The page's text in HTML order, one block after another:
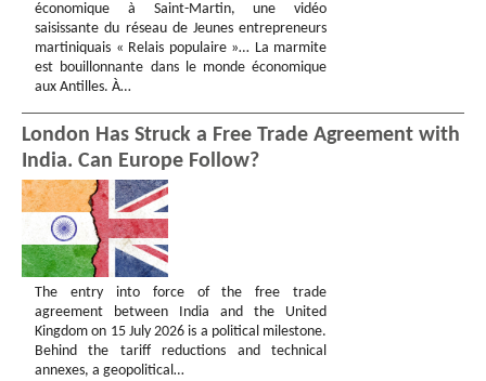
économique à Saint-Martin, une vidéo
saisissante du réseau de Jeunes entrepreneurs
martiniquais « Relais populaire »… La marmite
est bouillonnante dans le monde économique
aux Antilles. À…
London Has Struck a Free Trade Agreement with
India. Can Europe Follow?
The entry into force of the free trade
agreement between India and the United
Kingdom on 15 July 2026 is a political milestone.
Behind the tariff reductions and technical
annexes, a geopolitical…